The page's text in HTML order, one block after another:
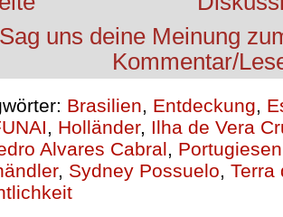
Brasilien, Entdeckung,
, Holländer, Ilha de Vera
Alvares Cabral, Portugiesen
, Sydney Possuelo, Terra